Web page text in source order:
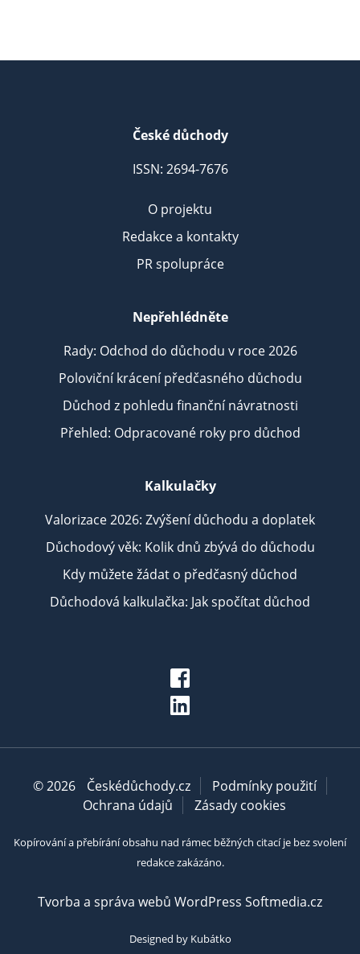
České důchody
ISSN: 2694-7676
O projektu
Redakce a kontakty
PR spolupráce
Nepřehlédněte
Rady: Odchod do důchodu v roce 2026
Poloviční krácení předčasného důchodu
Důchod z pohledu finanční návratnosti
Přehled: Odpracované roky pro důchod
Kalkulačky
Valorizace 2026: Zvýšení důchodu a doplatek
Důchodový věk: Kolik dnů zbývá do důchodu
Kdy můžete žádat o předčasný důchod
Důchodová kalkulačka: Jak spočítat důchod
© 2026 Českédůchody.cz
Podmínky použití
Ochrana údajů
Zásady cookies
Kopírování a přebírání obsahu nad rámec běžných citací je bez svolení
redakce zakázáno.
Tvorba a správa webů WordPress Softmedia.cz
Designed by Kubátko